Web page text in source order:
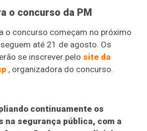
o concurso da PM
o concurso começam no próximo
até 21 de agosto. Os
se inscrever pelo site da
, organizadora do concurso.
continuamente os
na segurança pública, com a